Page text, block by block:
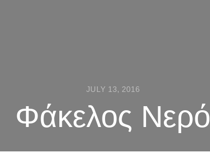
JULY 13, 2016
Φάκελος Νερό